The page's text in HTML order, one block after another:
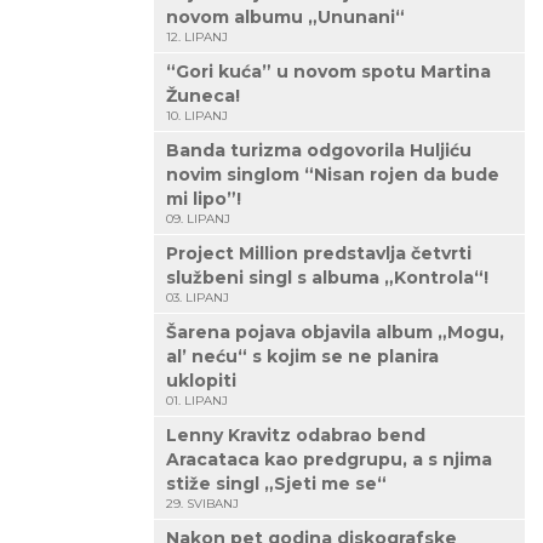
novom albumu „Ununani“
12. LIPANJ
“Gori kuća” u novom spotu Martina
Žuneca!
10. LIPANJ
Banda turizma odgovorila Huljiću
novim singlom “Nisan rojen da bude
mi lipo”!
09. LIPANJ
Project Million predstavlja četvrti
službeni singl s albuma „Kontrola“!
03. LIPANJ
Šarena pojava objavila album „Mogu,
al’ neću“ s kojim se ne planira
uklopiti
01. LIPANJ
Lenny Kravitz odabrao bend
Aracataca kao predgrupu, a s njima
stiže singl „Sjeti me se“
29. SVIBANJ
Nakon pet godina diskografske